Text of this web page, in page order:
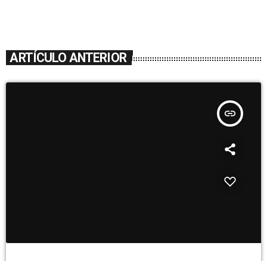
ARTÍCULO ANTERIOR
insert_link